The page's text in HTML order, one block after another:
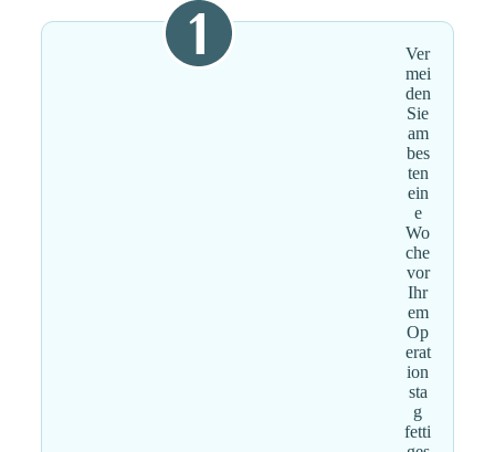
Ver
mei
den
Sie
am
bes
ten
ein
e
Wo
che
vor
Ihr
em
Op
erat
ion
sta
g
fetti